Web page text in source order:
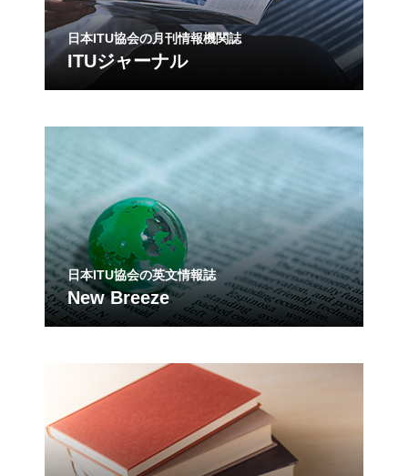
日本ITU協会の月刊情報機関誌
ITUジャーナル
日本ITU協会の英文情報誌
New Breeze